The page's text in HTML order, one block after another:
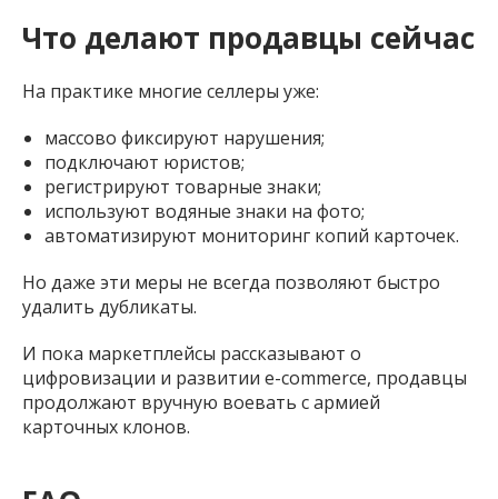
Что делают продавцы сейчас
На практике многие селлеры уже:
массово фиксируют нарушения;
подключают юристов;
регистрируют товарные знаки;
используют водяные знаки на фото;
автоматизируют мониторинг копий карточек.
Но даже эти меры не всегда позволяют быстро
удалить дубликаты.
И пока маркетплейсы рассказывают о
цифровизации и развитии e-commerce, продавцы
продолжают вручную воевать с армией
карточных клонов.